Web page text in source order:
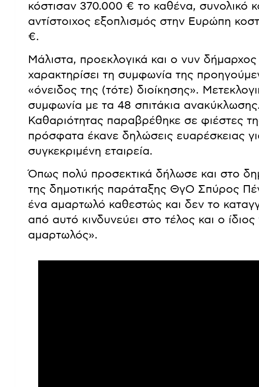
κόστισαν 370.000 € το καθένα, συνολικό
αντίστοιχος εξοπλισμός στην Ευρώπη
€.
Μάλιστα, προεκλογικά και ο νυν
χαρακτηρίσει τη συμφωνία της
«όνειδος της (τότε) διοίκησης».
συμφωνία με τα 48 σπιτάκια
Καθαριότητας παραβρέθηκε σε φιέστες
πρόσφατα έκανε δηλώσεις ευαρέσκειας
συγκεκριμένη εταιρεία.
Όπως πολύ προσεκτικά δήλωσε και στο
της δημοτικής παράταξης ΘγΟ Σπύρος
ένα αμαρτωλό καθεστώς και δεν το
από αυτό κινδυνεύει στο τέλος και ο ίδιος
αμαρτωλός».